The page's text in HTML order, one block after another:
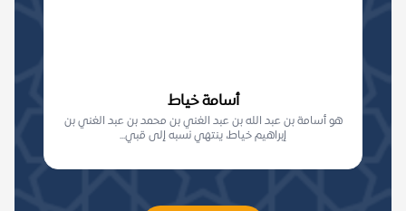
أسامة خياط
هو أسامة بن عبد الله بن عبد الغني بن محمد بن عبد الغني بن
إبراهيم خياط، ينتهي نسبه إلى قبي...